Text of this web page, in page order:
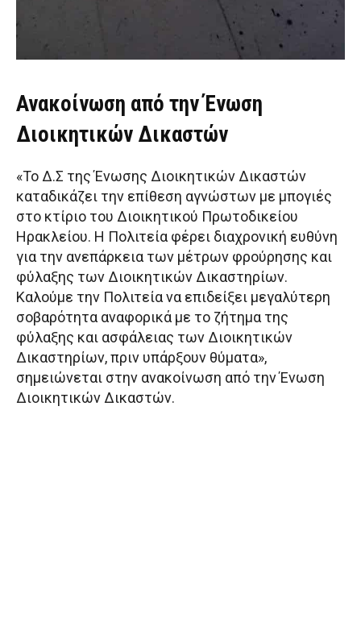
Ανακοίνωση από την Ένωση
Διοικητικών Δικαστών
«Το Δ.Σ της Ένωσης Διοικητικών Δικαστών
καταδικάζει την επίθεση αγνώστων με μπογιές
στο κτίριο του Διοικητικού Πρωτοδικείου
Ηρακλείου. Η Πολιτεία φέρει διαχρονική ευθύνη
για την ανεπάρκεια των μέτρων φρούρησης και
φύλαξης των Διοικητικών Δικαστηρίων.
Καλούμε την Πολιτεία να επιδείξει μεγαλύτερη
σοβαρότητα αναφορικά με το ζήτημα της
φύλαξης και ασφάλειας των Διοικητικών
Δικαστηρίων, πριν υπάρξουν θύματα»,
σημειώνεται στην ανακοίνωση από την Ένωση
Διοικητικών Δικαστών.